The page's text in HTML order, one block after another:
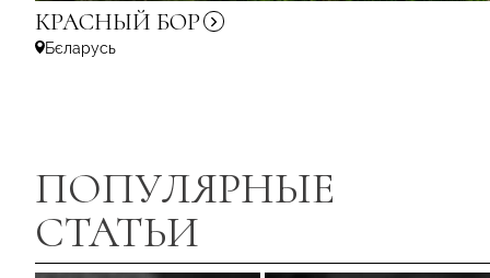
КРАСНЫЙ БОР
Бєларусь
ПОПУЛЯРНЫЕ
СТАТЬИ